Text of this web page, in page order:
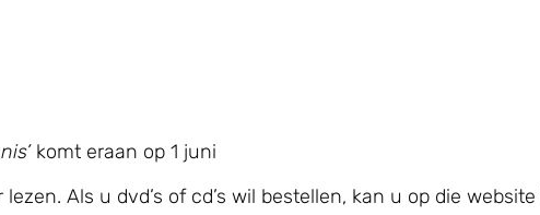
komt eraan op 1 juni
Als u dvd’s of cd’s wil bestellen, kan u op die